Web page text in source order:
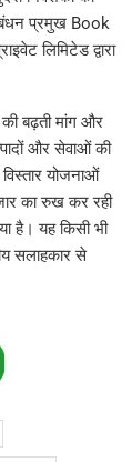
प्रमुख Book
लिमिटेड द्वारा
की बढ़ती मांग और
और सेवाओं की
योजनाओं
का रुख कर रही
है। यह किसी भी
सलाहकार से